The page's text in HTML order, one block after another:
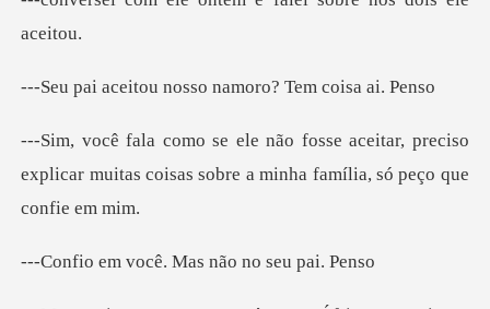
u nosso namoro? T
itar, preciso
explicar muitas coisas sobre
ocê. Mas não n